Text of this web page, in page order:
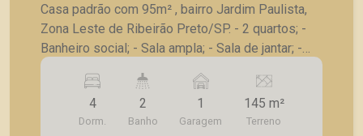
Casa padrão com 95m² , bairro Jardim Paulista,
Zona Leste de Ribeirão Preto/SP. - 2 quartos; -
Banheiro social; - Sala ampla; - Sala de jantar; -
Cozinha; - Área de serviço; - Quarto de serviço; -
Banheiro de serviço; - 1 quarto externo; -
Corredor lateral. - 1 vaga de garagem. A Piramid
tem como objetivo atender seus clientes com
4
Dorm.
2
Banho
1
Garagem
145 m²
Terreno